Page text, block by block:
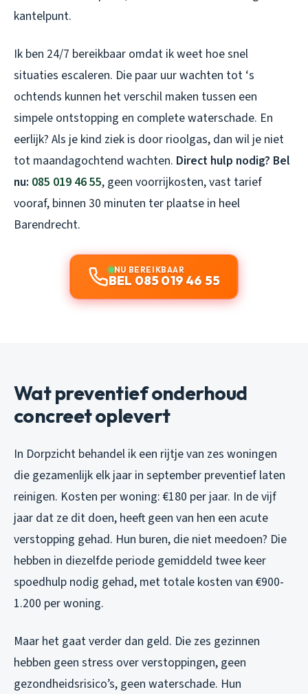
kantelpunt.
Ik ben 24/7 bereikbaar omdat ik weet hoe snel
situaties escaleren. Die paar uur wachten tot ‘s
ochtends kunnen het verschil maken tussen een
simpele ontstopping en complete waterschade. En
eerlijk? Als je kind ziek is door rioolgas, dan wil je niet
tot maandagochtend wachten. Direct hulp nodig? Bel
nu: 085 019 46 55, geen voorrijkosten, vast tarief
vooraf, binnen 30 minuten ter plaatse in heel
Barendrecht.
NU BEREIKBAAR
BEL 085 019 46 55
Wat preventief onderhoud
concreet oplevert
In Dorpzicht behandel ik een rijtje van zes woningen
die gezamenlijk elk jaar in september preventief laten
reinigen. Kosten per woning: €180 per jaar. In de vijf
jaar dat ze dit doen, heeft geen van hen een acute
verstopping gehad. Hun buren, die niet meedoen? Die
hebben in diezelfde periode gemiddeld twee keer
spoedhulp nodig gehad, met totale kosten van €900-
1.200 per woning.
Maar het gaat verder dan geld. Die zes gezinnen
hebben geen stress over verstoppingen, geen
gezondheidsrisico’s, geen waterschade. Hun